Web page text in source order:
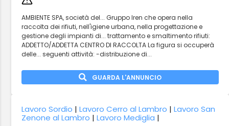
AMBIENTE SPA, società del... Gruppo Iren che opera nella
raccolta dei rifiuti, nell'igiene urbana, nella progettazione e
gestione degli impianti di... trattamento e smaltimento rifiuti:
ADDETTO/ADDETTA CENTRO DI RACCOLTA La figura si occuperà
delle... seguenti attività: -distribuzione di...
GUARDA L'ANNUNCIO
Lavoro Sordio |Lavoro Cerro al Lambro |Lavoro San
Zenone al Lambro |Lavoro Mediglia |